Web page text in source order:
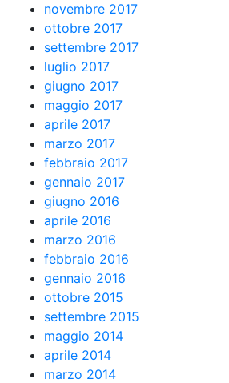
novembre 2017
ottobre 2017
settembre 2017
luglio 2017
giugno 2017
maggio 2017
aprile 2017
marzo 2017
febbraio 2017
gennaio 2017
giugno 2016
aprile 2016
marzo 2016
febbraio 2016
gennaio 2016
ottobre 2015
settembre 2015
maggio 2014
aprile 2014
marzo 2014